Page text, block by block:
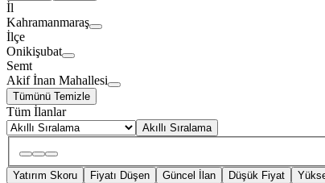
İl
Kahramanmaraş
İlçe
Onikişubat
Semt
Akif İnan Mahallesi
Tümünü Temizle
Tüm İlanlar
Akıllı Sıralama
Yatırım Skoru Fiyatı Düşen Güncel İlan Düşük Fiyat